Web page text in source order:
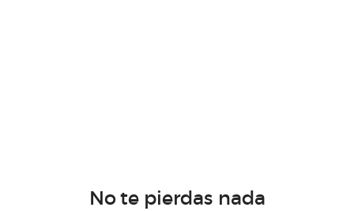
No te pierdas nada